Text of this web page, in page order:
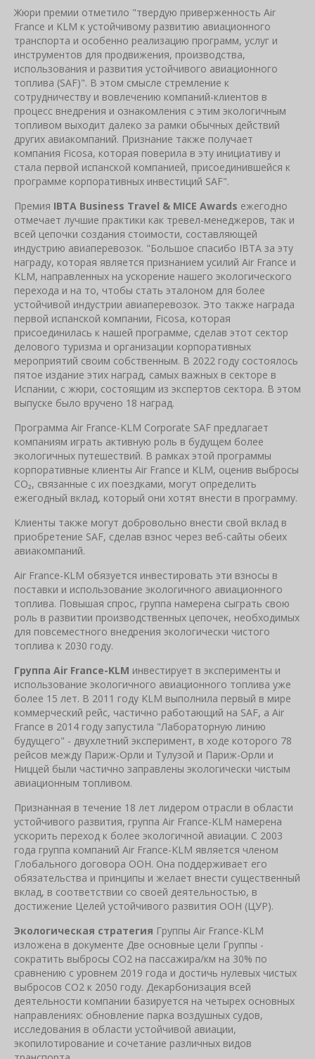
Жюри премии отметило "твердую приверженность Air
France и KLM к устойчивому развитию авиационного
транспорта и особенно реализацию программ, услуг и
инструментов для продвижения, производства,
использования и развития устойчивого авиационного
топлива (SAF)". В этом смысле стремление к
сотрудничеству и вовлечению компаний-клиентов в
процесс внедрения и ознакомления с этим экологичным
топливом выходит далеко за рамки обычных действий
других авиакомпаний. Признание также получает
компания Ficosa, которая поверила в эту инициативу и
стала первой испанской компанией, присоединившейся к
программе корпоративных инвестиций SAF".
Премия IBTA Business Travel & MICE Awards ежегодно
отмечает лучшие практики как тревел-менеджеров, так и
всей цепочки создания стоимости, составляющей
индустрию авиаперевозок. "Большое спасибо IBTA за эту
награду, которая является признанием усилий Air France и
KLM, направленных на ускорение нашего экологического
перехода и на то, чтобы стать эталоном для более
устойчивой индустрии авиаперевозок. Это также награда
первой испанской компании, Ficosa, которая
присоединилась к нашей программе, сделав этот сектор
делового туризма и организации корпоративных
мероприятий своим собственным. В 2022 году состоялось
пятое издание этих наград, самых важных в секторе в
Испании, с жюри, состоящим из экспертов сектора. В этом
выпуске было вручено 18 наград.
Программа Air France-KLM Corporate SAF предлагает
компаниям играть активную роль в будущем более
экологичных путешествий. В рамках этой программы
корпоративные клиенты Air France и KLM, оценив выбросы
CO₂, связанные с их поездками, могут определить
ежегодный вклад, который они хотят внести в программу.
Клиенты также могут добровольно внести свой вклад в
приобретение SAF, сделав взнос через веб-сайты обеих
авиакомпаний.
Air France-KLM обязуется инвестировать эти взносы в
поставки и использование экологичного авиационного
топлива. Повышая спрос, группа намерена сыграть свою
роль в развитии производственных цепочек, необходимых
для повсеместного внедрения экологически чистого
топлива к 2030 году.
Группа Air France-KLM инвестирует в эксперименты и
использование экологичного авиационного топлива уже
более 15 лет. В 2011 году KLM выполнила первый в мире
коммерческий рейс, частично работающий на SAF, а Air
France в 2014 году запустила "Лабораторную линию
будущего" - двухлетний эксперимент, в ходе которого 78
рейсов между Париж-Орли и Тулузой и Париж-Орли и
Ниццей были частично заправлены экологически чистым
авиационным топливом.
Признанная в течение 18 лет лидером отрасли в области
устойчивого развития, группа Air France-KLM намерена
ускорить переход к более экологичной авиации. С 2003
года группа компаний Air France-KLM является членом
Глобального договора ООН. Она поддерживает его
обязательства и принципы и желает внести существенный
вклад, в соответствии со своей деятельностью, в
достижение Целей устойчивого развития ООН (ЦУР).
Экологическая стратегия Группы Air France-KLM
изложена в документе Две основные цели Группы -
сократить выбросы CO2 на пассажира/км на 30% по
сравнению с уровнем 2019 года и достичь нулевых чистых
выбросов CO2 к 2050 году. Декарбонизация всей
деятельности компании базируется на четырех основных
направлениях: обновление парка воздушных судов,
исследования в области устойчивой авиации,
экопилотирование и сочетание различных видов